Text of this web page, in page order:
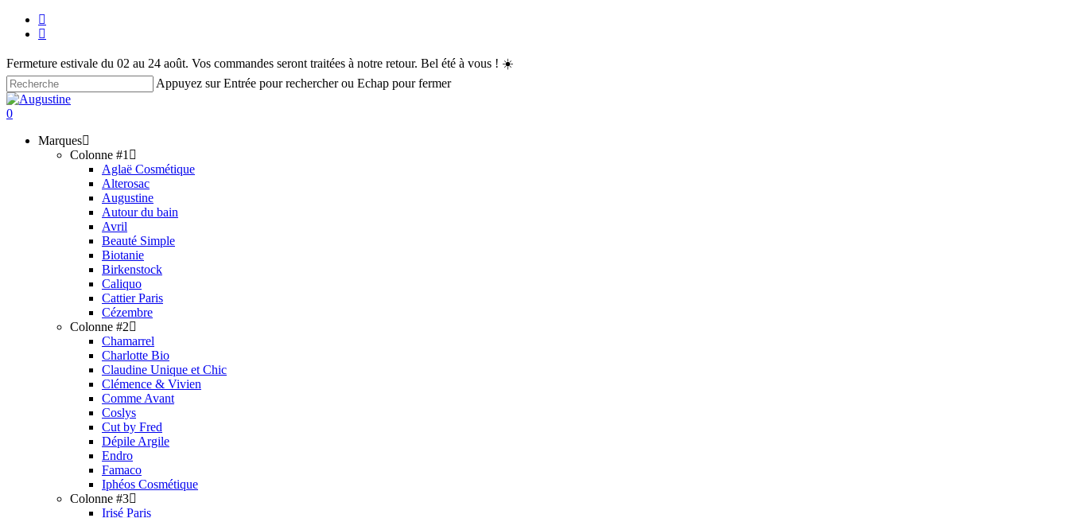
Skip
content
facebook
instagram
Fermeture estivale du 02 au 24 août. Vos commandes seront traitées à notre retour. Bel été à vous ! ☀️
Appuyez sur Entrée pour rechercher ou Echap pour fermer
Fermer
la
recherche
account
0
Marques
Colonne #1
Aglaë Cosmétique
Alterosac
Augustine
Autour du bain
Avril
Beauté Simple
Biotanie
Birkenstock
Caliquo
Cattier Paris
Cézembre
Colonne #2
Chamarrel
Charlotte Bio
Claudine Unique et Chic
Clémence & Vivien
Comme Avant
Coslys
Cut by Fred
Dépile Argile
Endro
Famaco
Iphéos Cosmétique
Colonne #3
Irisé Paris